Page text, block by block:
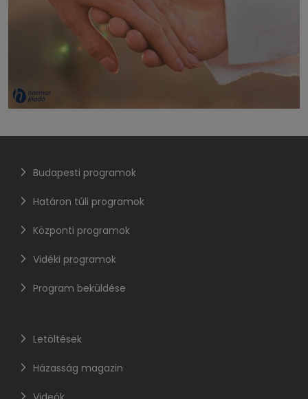
Budapesti programok
Határon túli programok
Központi programok
Vidéki programok
Program beküldése
Letöltések
Házasság magazin